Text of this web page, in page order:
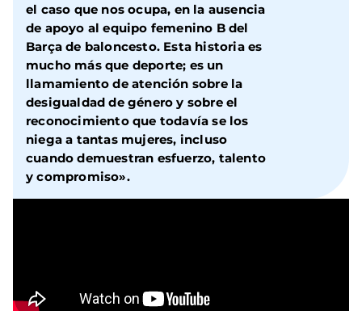
el caso que nos ocupa, en la ausencia
de apoyo al equipo femenino B del
Barça de baloncesto. Esta historia es
mucho más que deporte; es un
llamamiento de atención sobre la
desigualdad de género y sobre el
reconocimiento que todavía se los
niega a tantas mujeres, incluso
cuando demuestran esfuerzo, talento
y compromiso».